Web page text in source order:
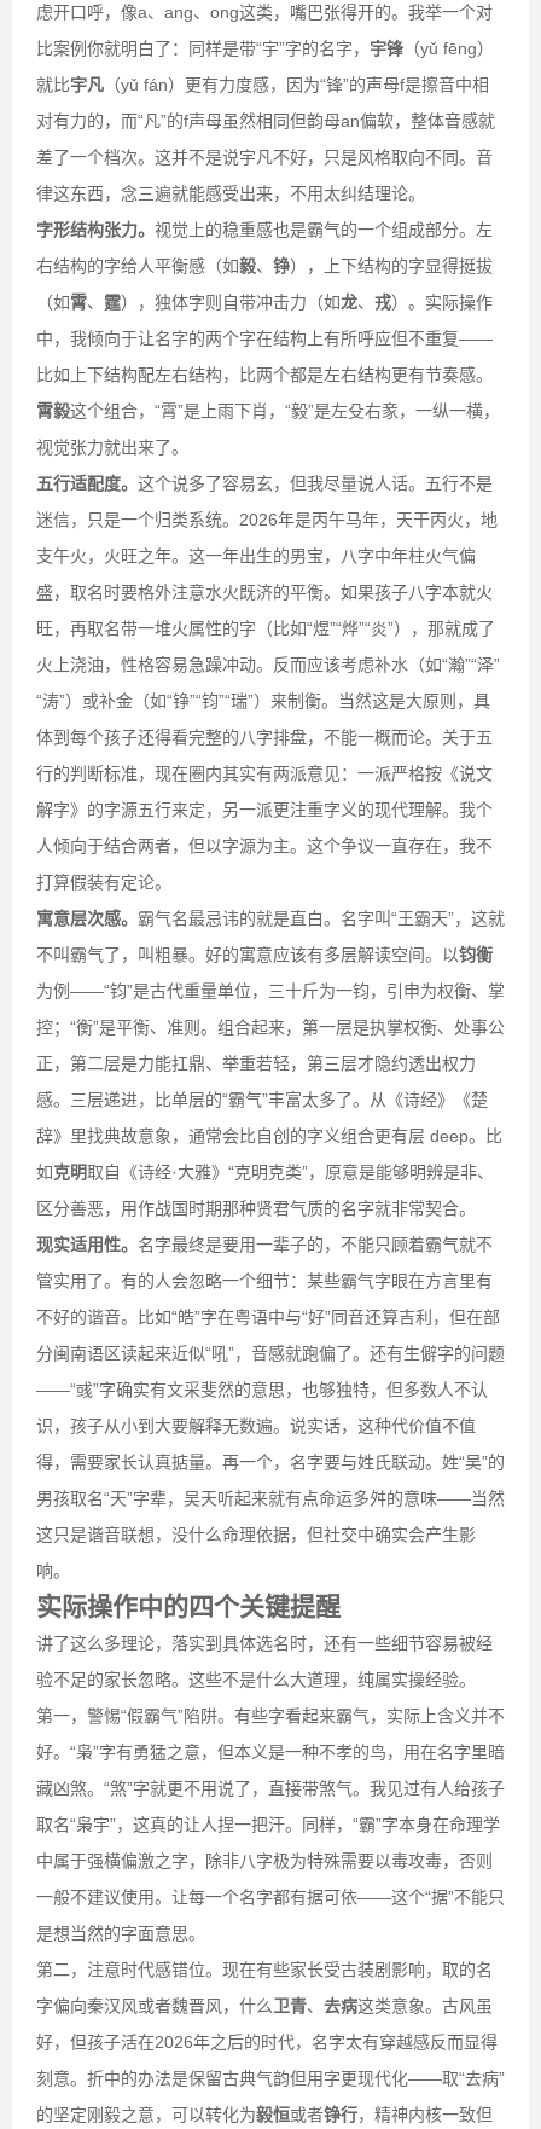
虑开口呼，像a、ang、ong这类，嘴巴张得开的。我举一个对
比案例你就明白了：同样是带“宇”字的名字， 宇锋 （yǔ fēng）
就比宇凡 （yǔ fán）更有力度感，因为“锋”的声母f是擦音中相
对有力的，而“凡”的f声母虽然相同但韵母an偏软，整体音感就
差了一个档次。这并不是说宇凡不好，只是风格取向不同。音
律这东西，念三遍就能感受出来，不用太纠结理论。
字形结构张力。 视觉上的稳重感也是霸气的一个组成部分。左
右结构的字给人平衡感（如毅、 铮），上下结构的字显得挺拔
（如霄、 霆），独体字则自带冲击力（如龙、 戎）。实际操作
中，我倾向于让名字的两个字在结构上有所呼应但不重复——
比如上下结构配左右结构，比两个都是左右结构更有节奏感。
霄毅这个组合，“霄”是上雨下肖，“毅”是左殳右豙，一纵一横，
视觉张力就出来了。
五行适配度。 这个说多了容易玄，但我尽量说人话。五行不是
迷信，只是一个归类系统。2026年是丙午马年，天干丙火，地
支午火，火旺之年。这一年出生的男宝，八字中年柱火气偏
盛，取名时要格外注意水火既济的平衡。如果孩子八字本就火
旺，再取名带一堆火属性的字（比如“煜”“烨”“炎”），那就成了
火上浇油，性格容易急躁冲动。反而应该考虑补水（如“瀚”“泽”
“涛”）或补金（如“铮”“钧”“瑞”）来制衡。当然这是大原则，具
体到每个孩子还得看完整的八字排盘，不能一概而论。关于五
行的判断标准，现在圈内其实有两派意见：一派严格按《说文
解字》的字源五行来定，另一派更注重字义的现代理解。我个
人倾向于结合两者，但以字源为主。这个争议一直存在，我不
打算假装有定论。
寓意层次感。 霸气名最忌讳的就是直白。名字叫“王霸天”，这就
不叫霸气了，叫粗暴。好的寓意应该有多层解读空间。以钧衡
为例——“钧”是古代重量单位，三十斤为一钧，引申为权衡、掌
控；“衡”是平衡、准则。组合起来，第一层是执掌权衡、处事公
正，第二层是力能扛鼎、举重若轻，第三层才隐约透出权力
感。三层递进，比单层的“霸气”丰富太多了。从《诗经》《楚
辞》里找典故意象，通常会比自创的字义组合更有层 deep。比
如克明取自《诗经·大雅》“克明克类”，原意是能够明辨是非、
区分善恶，用作战国时期那种贤君气质的名字就非常契合。
现实适用性。 名字最终是要用一辈子的，不能只顾着霸气就不
管实用了。有的人会忽略一个细节：某些霸气字眼在方言里有
不好的谐音。比如“皓”字在粤语中与“好”同音还算吉利，但在部
分闽南语区读起来近似“吼”，音感就跑偏了。还有生僻字的问题
——“彧”字确实有文采斐然的意思，也够独特，但多数人不认
识，孩子从小到大要解释无数遍。说实话，这种代价值不值
得，需要家长认真掂量。再一个，名字要与姓氏联动。姓“吴”的
男孩取名“天”字辈，吴天听起来就有点命运多舛的意味——当然
这只是谐音联想，没什么命理依据，但社交中确实会产生影
响。
实际操作中的四个关键提醒
讲了这么多理论，落实到具体选名时，还有一些细节容易被经
验不足的家长忽略。这些不是什么大道理，纯属实操经验。
第一，警惕“假霸气”陷阱。有些字看起来霸气，实际上含义并不
好。“枭”字有勇猛之意，但本义是一种不孝的鸟，用在名字里暗
藏凶煞。“煞”字就更不用说了，直接带煞气。我见过有人给孩子
取名“枭宇”，这真的让人捏一把汗。同样，“霸”字本身在命理学
中属于强横偏激之字，除非八字极为特殊需要以毒攻毒，否则
一般不建议使用。让每一个名字都有据可依——这个“据”不能只
是想当然的字面意思。
第二，注意时代感错位。现在有些家长受古装剧影响，取的名
字偏向秦汉风或者魏晋风，什么卫青、 去病这类意象。古风虽
好，但孩子活在2026年之后的时代，名字太有穿越感反而显得
刻意。折中的办法是保留古典气韵但用字更现代化——取“去病”
的坚定刚毅之意，可以转化为毅恒或者铮行，精神内核一致但